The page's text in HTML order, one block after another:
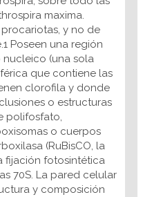
maxima.
y no de
Poseen una región
(una sola
que contiene las
clorofila y donde
o estructuras
polifosfato,
o cuerpos
(RuBisCO, la
fijación fotosintética
70S. La pared celular
y composición